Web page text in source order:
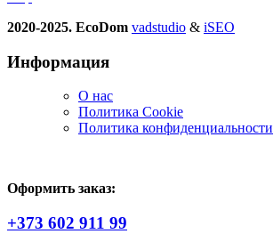
2020-2025. EcoDom vadstudio & iSEO
Информация
О нас
Политика Сookie
Политика конфиденциальности
Оформить заказ:
+373 602 911 99